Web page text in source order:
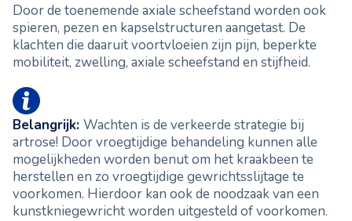
Door de toenemende axiale scheefstand worden ook
spieren, pezen en kapselstructuren aangetast. De
klachten die daaruit voortvloeien zijn pijn, beperkte
mobiliteit, zwelling, axiale scheefstand en stijfheid.
Belangrijk: Wachten is de verkeerde strategie bij
artrose! Door vroegtijdige behandeling kunnen alle
mogelijkheden worden benut om het kraakbeen te
herstellen en zo vroegtijdige gewrichtsslijtage te
voorkomen. Hierdoor kan ook de noodzaak van een
kunstkniegewricht worden uitgesteld of voorkomen.